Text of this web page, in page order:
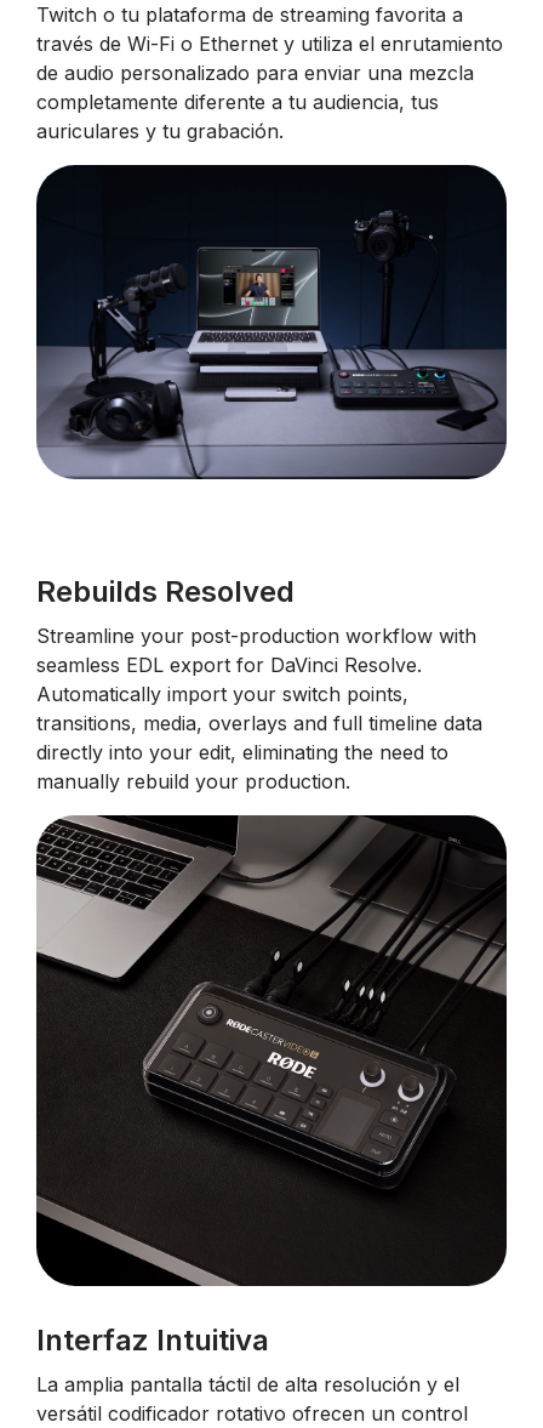
Twitch o tu plataforma de streaming favorita a
través de Wi-Fi o Ethernet y utiliza el enrutamiento
de audio personalizado para enviar una mezcla
completamente diferente a tu audiencia, tus
auriculares y tu grabación.
Rebuilds Resolved
Streamline your post-production workflow with
seamless EDL export for DaVinci Resolve.
Automatically import your switch points,
transitions, media, overlays and full timeline data
directly into your edit, eliminating the need to
manually rebuild your production.
Interfaz Intuitiva
La amplia pantalla táctil de alta resolución y el
versátil codificador rotativo ofrecen un control